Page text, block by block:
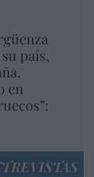
país,
en